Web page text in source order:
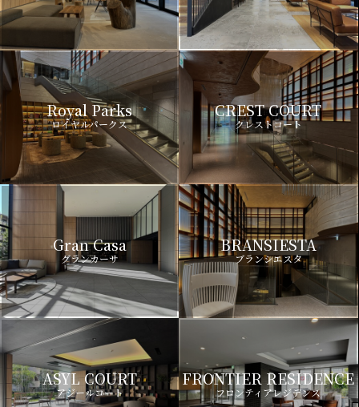
Royal Parks
ロイヤルパークス
CREST COURT
クレストコート
Gran Casa
グランカーサ
BRANSIESTA
ブランシエスタ
ASYL COURT
アジールコート
FRONTIER RESIDENCE
フロンティアレジデンス